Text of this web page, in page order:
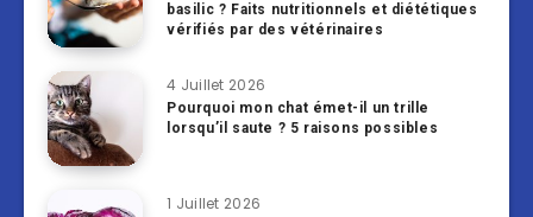
basilic ? Faits nutritionnels et diététiques
vérifiés par des vétérinaires
4 Juillet 2026
Pourquoi mon chat émet-il un trille
lorsqu’il saute ? 5 raisons possibles
1 Juillet 2026